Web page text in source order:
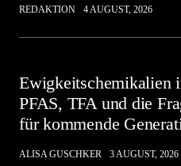
REDAKTION 4 AUGUST, 2026
Ewigkeitschemikalien
PFAS, TFA und die
für kommende
ALISA GUSCHKER 3 AUGUST, 2026